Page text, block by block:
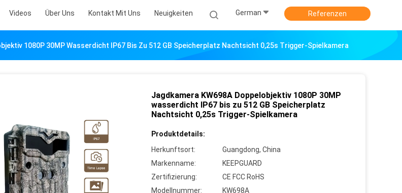
Videos Über Uns Kontakt Mit Uns Neuigkeiten German Referenzen
1080P 30MP Wasserdicht IP67 Bis Zu 512 GB Speicherplatz Nachtsicht 0,25s Trigger-Spielkamera
Jagdkamera KW698A Doppelobjektiv 1080P 30MP
wasserdicht IP67 bis zu 512 GB Speicherplatz
Nachtsicht 0,25s Trigger-Spielkamera
Produktdetails:
Herkunftsort:
Guangdong, China
Markenname:
KEEPGUARD
Zertifizierung:
CE FCC RoHS
Modellnummer:
KW698A